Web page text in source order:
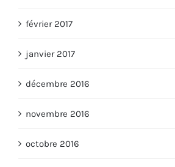
février 2017
janvier 2017
décembre 2016
novembre 2016
octobre 2016